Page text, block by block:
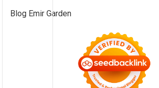
Blog Emir Garden